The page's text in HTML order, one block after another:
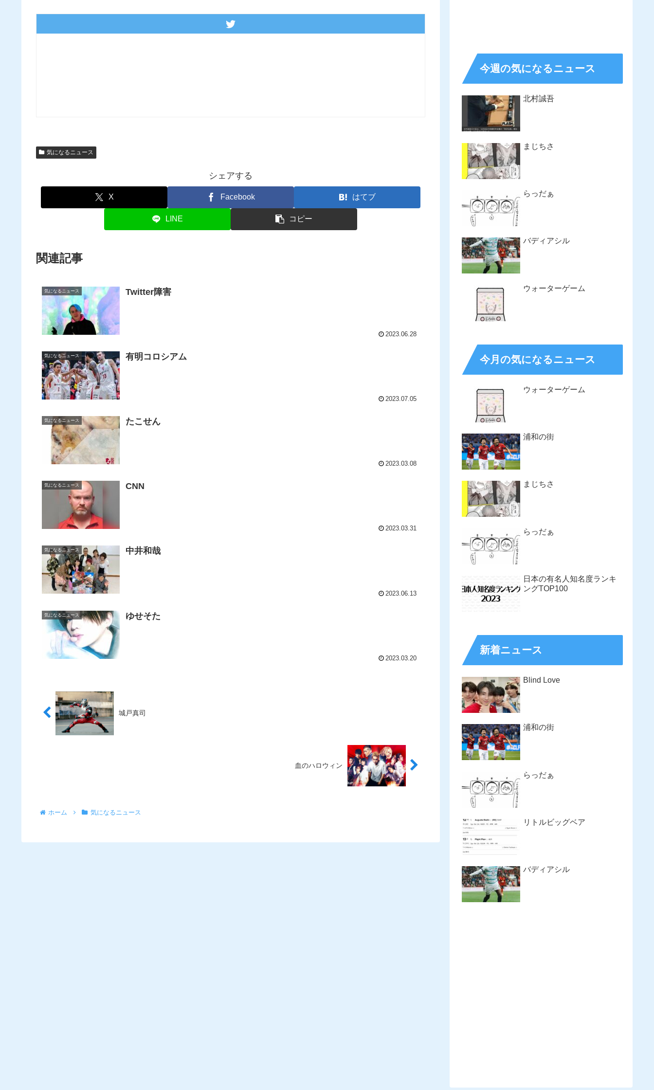
気になるニュース
シェアする
X Facebook はてブ
LINE コピー
関連記事
気になるニュース Twitter障害
2023.06.28
気になるニュース 有明コロシアム
2023.07.05
気になるニュース たこせん
2023.03.08
気になるニュース CNN
2023.03.31
気になるニュース 中井和哉
2023.06.13
気になるニュース ゆせそた
2023.03.20
城戸真司
血のハロウィン
ホーム 気になるニュース
今週の気になるニュース
北村誠吾
まじちさ
らっだぁ
バディアシル
ウォーターゲーム
今月の気になるニュース
ウォーターゲーム
浦和の街
まじちさ
らっだぁ
日本の有名人知名度ランキ
ングTOP100
新着ニュース
Blind Love
浦和の街
らっだぁ
リトルビッグベア
バディアシル